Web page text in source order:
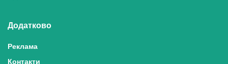
Додатково
Реклама
Контакти